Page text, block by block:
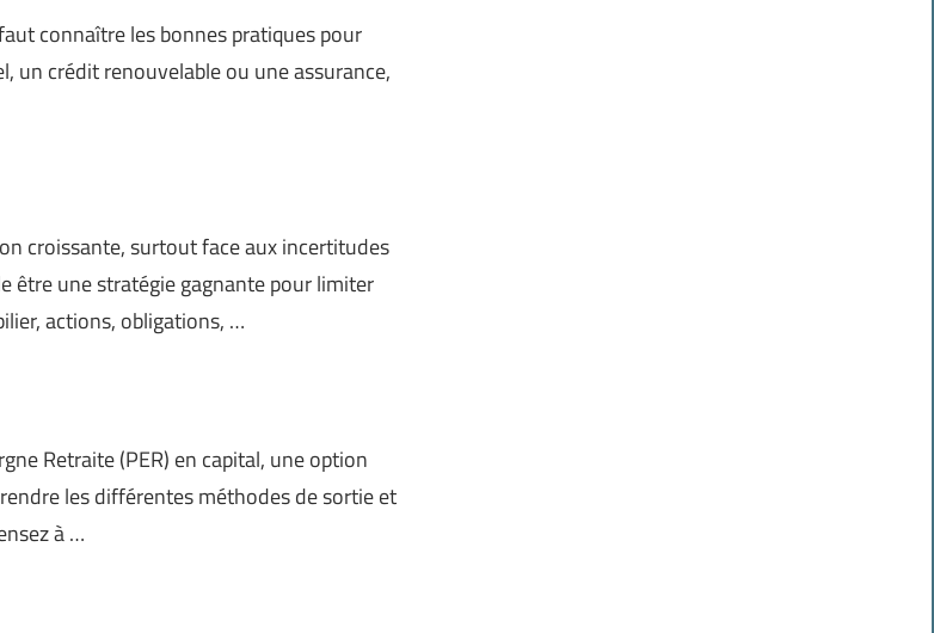
connaître les bonnes pratiques pour
un crédit renouvelable ou une assurance,
croissante, surtout face aux incertitudes
être une stratégie gagnante pour limiter
actions, obligations, …
Retraite (PER) en capital, une option
les différentes méthodes de sortie et
à …